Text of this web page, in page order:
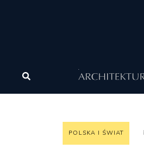
Architektura
Apartamenty, biura, usługi
POLSKA I ŚWIAT